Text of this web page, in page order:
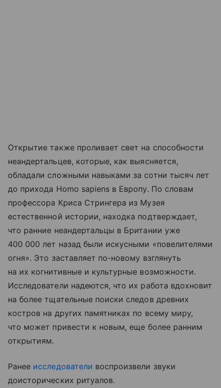
Открытие также проливает свет на способности
неандертальцев, которые, как выясняется,
обладали сложными навыками за сотни тысяч лет
до прихода Homo sapiens в Европу. По словам
профессора Криса Стрингера из Музея
естественной истории, находка подтверждает,
что ранние неандертальцы в Британии уже
400 000 лет назад были искусными «повелителями
огня». Это заставляет по-новому взглянуть
на их когнитивные и культурные возможности.
Исследователи надеются, что их работа вдохновит
на более тщательные поиски следов древних
костров на других памятниках по всему миру,
что может привести к новым, еще более ранним
открытиям.
Ранее исследователи воспроизвели звуки
доисторических ритуалов.